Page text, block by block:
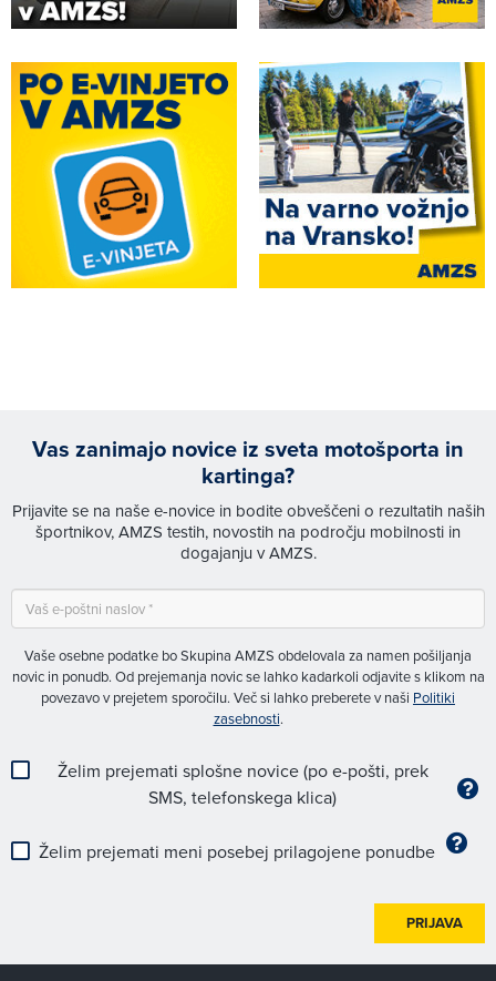
Vas zanimajo novice iz sveta motošporta in
kartinga?
Prijavite se na naše e-novice in bodite obveščeni o rezultatih naših
športnikov, AMZS testih, novostih na področju mobilnosti in
dogajanju v AMZS.
Vaše osebne podatke bo Skupina AMZS obdelovala za namen pošiljanja
novic in ponudb. Od prejemanja novic se lahko kadarkoli odjavite s klikom na
povezavo v prejetem sporočilu. Več si lahko preberete v naši Politiki
zasebnosti.
Želim prejemati splošne novice (po e-pošti, prek
SMS, telefonskega klica)
Želim prejemati meni posebej prilagojene ponudbe
PRIJAVA